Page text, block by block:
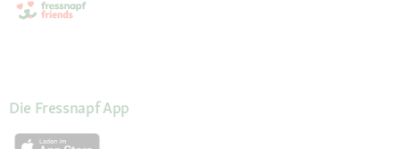
Die Fressnapf App